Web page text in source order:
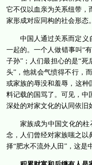
它不仅以血亲为关系纽带
家形成对应同构的社会形态。
中国人通过关系而定义
一起的。一个人做错事叫“
子孙”；人们最担心的是“
头”，他就会气愤得不行，
或家族的辱没和羞辱，这种
料记载的国骂了。可见，
深处的对家文化的认同依旧
家族成为中国文化的
念，人们曾经对家族嗤之
择“肥水不流外人田”，这是